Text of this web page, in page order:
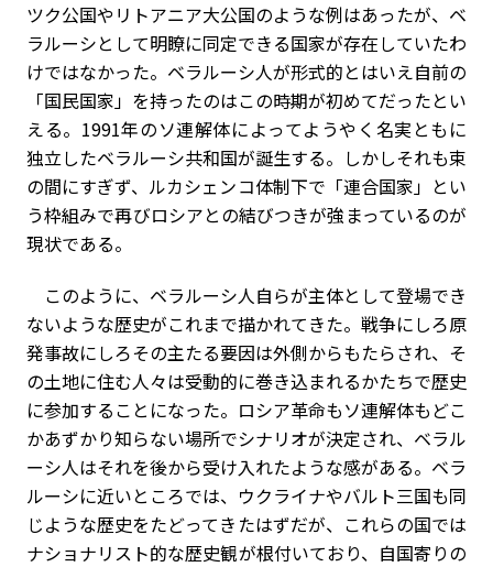
ツク公国やリトアニア大公国のような例はあったが、ベ
ラルーシとして明瞭に同定できる国家が存在していたわ
けではなかった。ベラルーシ人が形式的とはいえ自前の
「国民国家」を持ったのはこの時期が初めてだったとい
える。1991年のソ連解体によってようやく名実ともに
独立したベラルーシ共和国が誕生する。しかしそれも束
の間にすぎず、ルカシェンコ体制下で「連合国家」とい
う枠組みで再びロシアとの結びつきが強まっているのが
現状である。
このように、ベラルーシ人自らが主体として登場でき
ないような歴史がこれまで描かれてきた。戦争にしろ原
発事故にしろその主たる要因は外側からもたらされ、そ
の土地に住む人々は受動的に巻き込まれるかたちで歴史
に参加することになった。ロシア革命もソ連解体もどこ
かあずかり知らない場所でシナリオが決定され、ベラル
ーシ人はそれを後から受け入れたような感がある。ベラ
ルーシに近いところでは、ウクライナやバルト三国も同
じような歴史をたどってきたはずだが、これらの国では
ナショナリスト的な歴史観が根付いており、自国寄りの